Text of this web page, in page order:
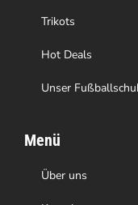
Trikots
Hot Deals
Unser
Menü
Über uns